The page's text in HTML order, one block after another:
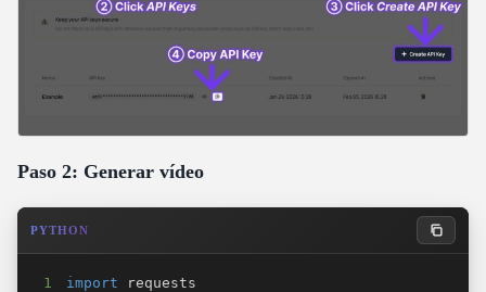
Paso 2: Generar vídeo
PYTHON
1 import